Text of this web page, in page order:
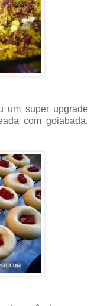
um super upgrade
com goiabada,